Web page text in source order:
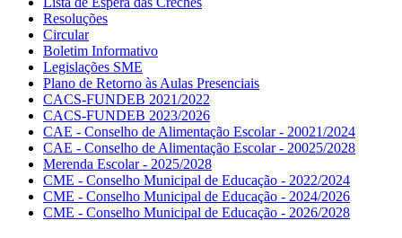
Resoluções
Circular
Boletim Informativo
Legislações SME
Plano de Retorno às Aulas Presenciais
CACS-FUNDEB 2021/2022
CACS-FUNDEB 2023/2026
CAE - Conselho de Alimentação Escolar - 20021/2024
CAE - Conselho de Alimentação Escolar - 20025/2028
Merenda Escolar - 2025/2028
CME - Conselho Municipal de Educação - 2022/2024
CME - Conselho Municipal de Educação - 2024/2026
CME - Conselho Municipal de Educação - 2026/2028